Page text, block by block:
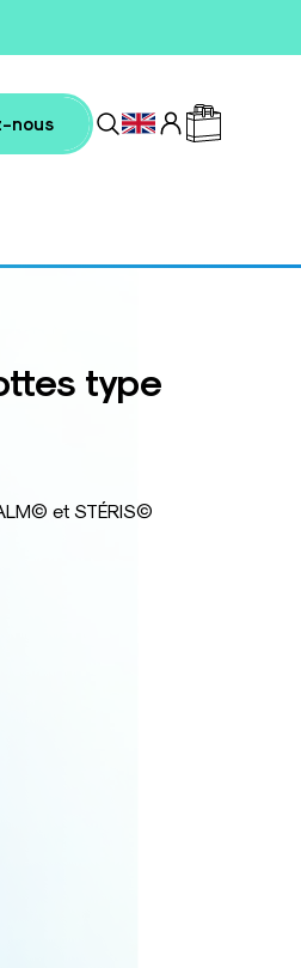
nous
type
et STÉRIS©